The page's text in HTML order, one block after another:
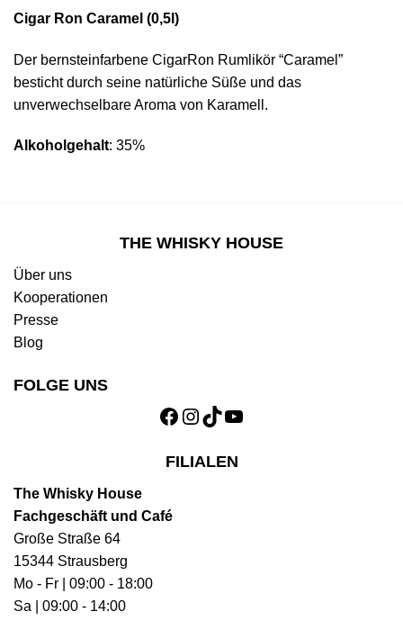
Cigar Ron Caramel (0,5l)
Der bernsteinfarbene CigarRon Rumlikör “Caramel”
besticht durch seine natürliche Süße und das
unverwechselbare Aroma von Karamell.
Alkoholgehalt: 35%
THE WHISKY HOUSE
Über uns
Kooperationen
Presse
Blog
FOLGE UNS
Facebook
Instagram
TikTokYouTube
FILIALEN
The Whisky House
Fachgeschäft und Café
Große Straße 64
15344 Strausberg
Mo - Fr | 09:00 - 18:00
Sa | 09:00 - 14:00